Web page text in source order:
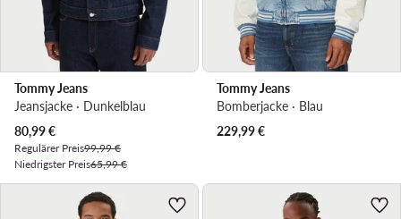
Tommy Jeans
Jeansjacke · Dunkelblau
Aktueller Preis
80,99€
Regulärer Preis99,99 €
Niedrigster Preis65,99 €
Tommy Jeans
Bomberjacke · Blau
229,99€